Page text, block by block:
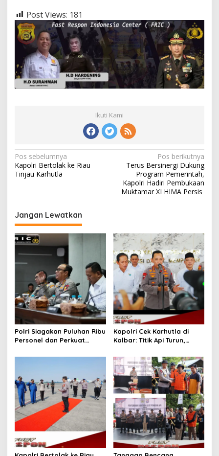
Post Views: 181
Ikuti Kami
Navigasi
pos
Pos sebelumnya
Kapolri Bertolak ke Riau
Tinjau Karhutla
Pos berikutnya
Terus Bersinergi Dukung
Program Pemerintah,
Kapolri Hadiri Pembukaan
Muktamar XI HIMA Persis
Jangan Lewatkan
Polri Siagakan Puluhan Ribu
Personel dan Perkuat
Hadapi Ancaman Karhutla
Kapolri Cek Karhutla di
Kalbar: Titik Api Turun,